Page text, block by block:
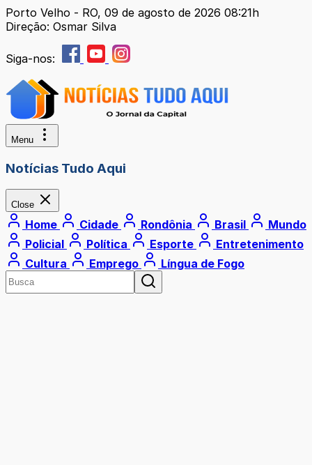
Porto Velho - RO, 09 de agosto de 2026 08:21h
Direção: Osmar Silva
Siga-nos:
Menu
Notícias Tudo Aqui
Close
Home Cidade Rondônia Brasil
Mundo
Policial
Política Esporte
Entretenimento
Cultura
Emprego Língua de Fogo